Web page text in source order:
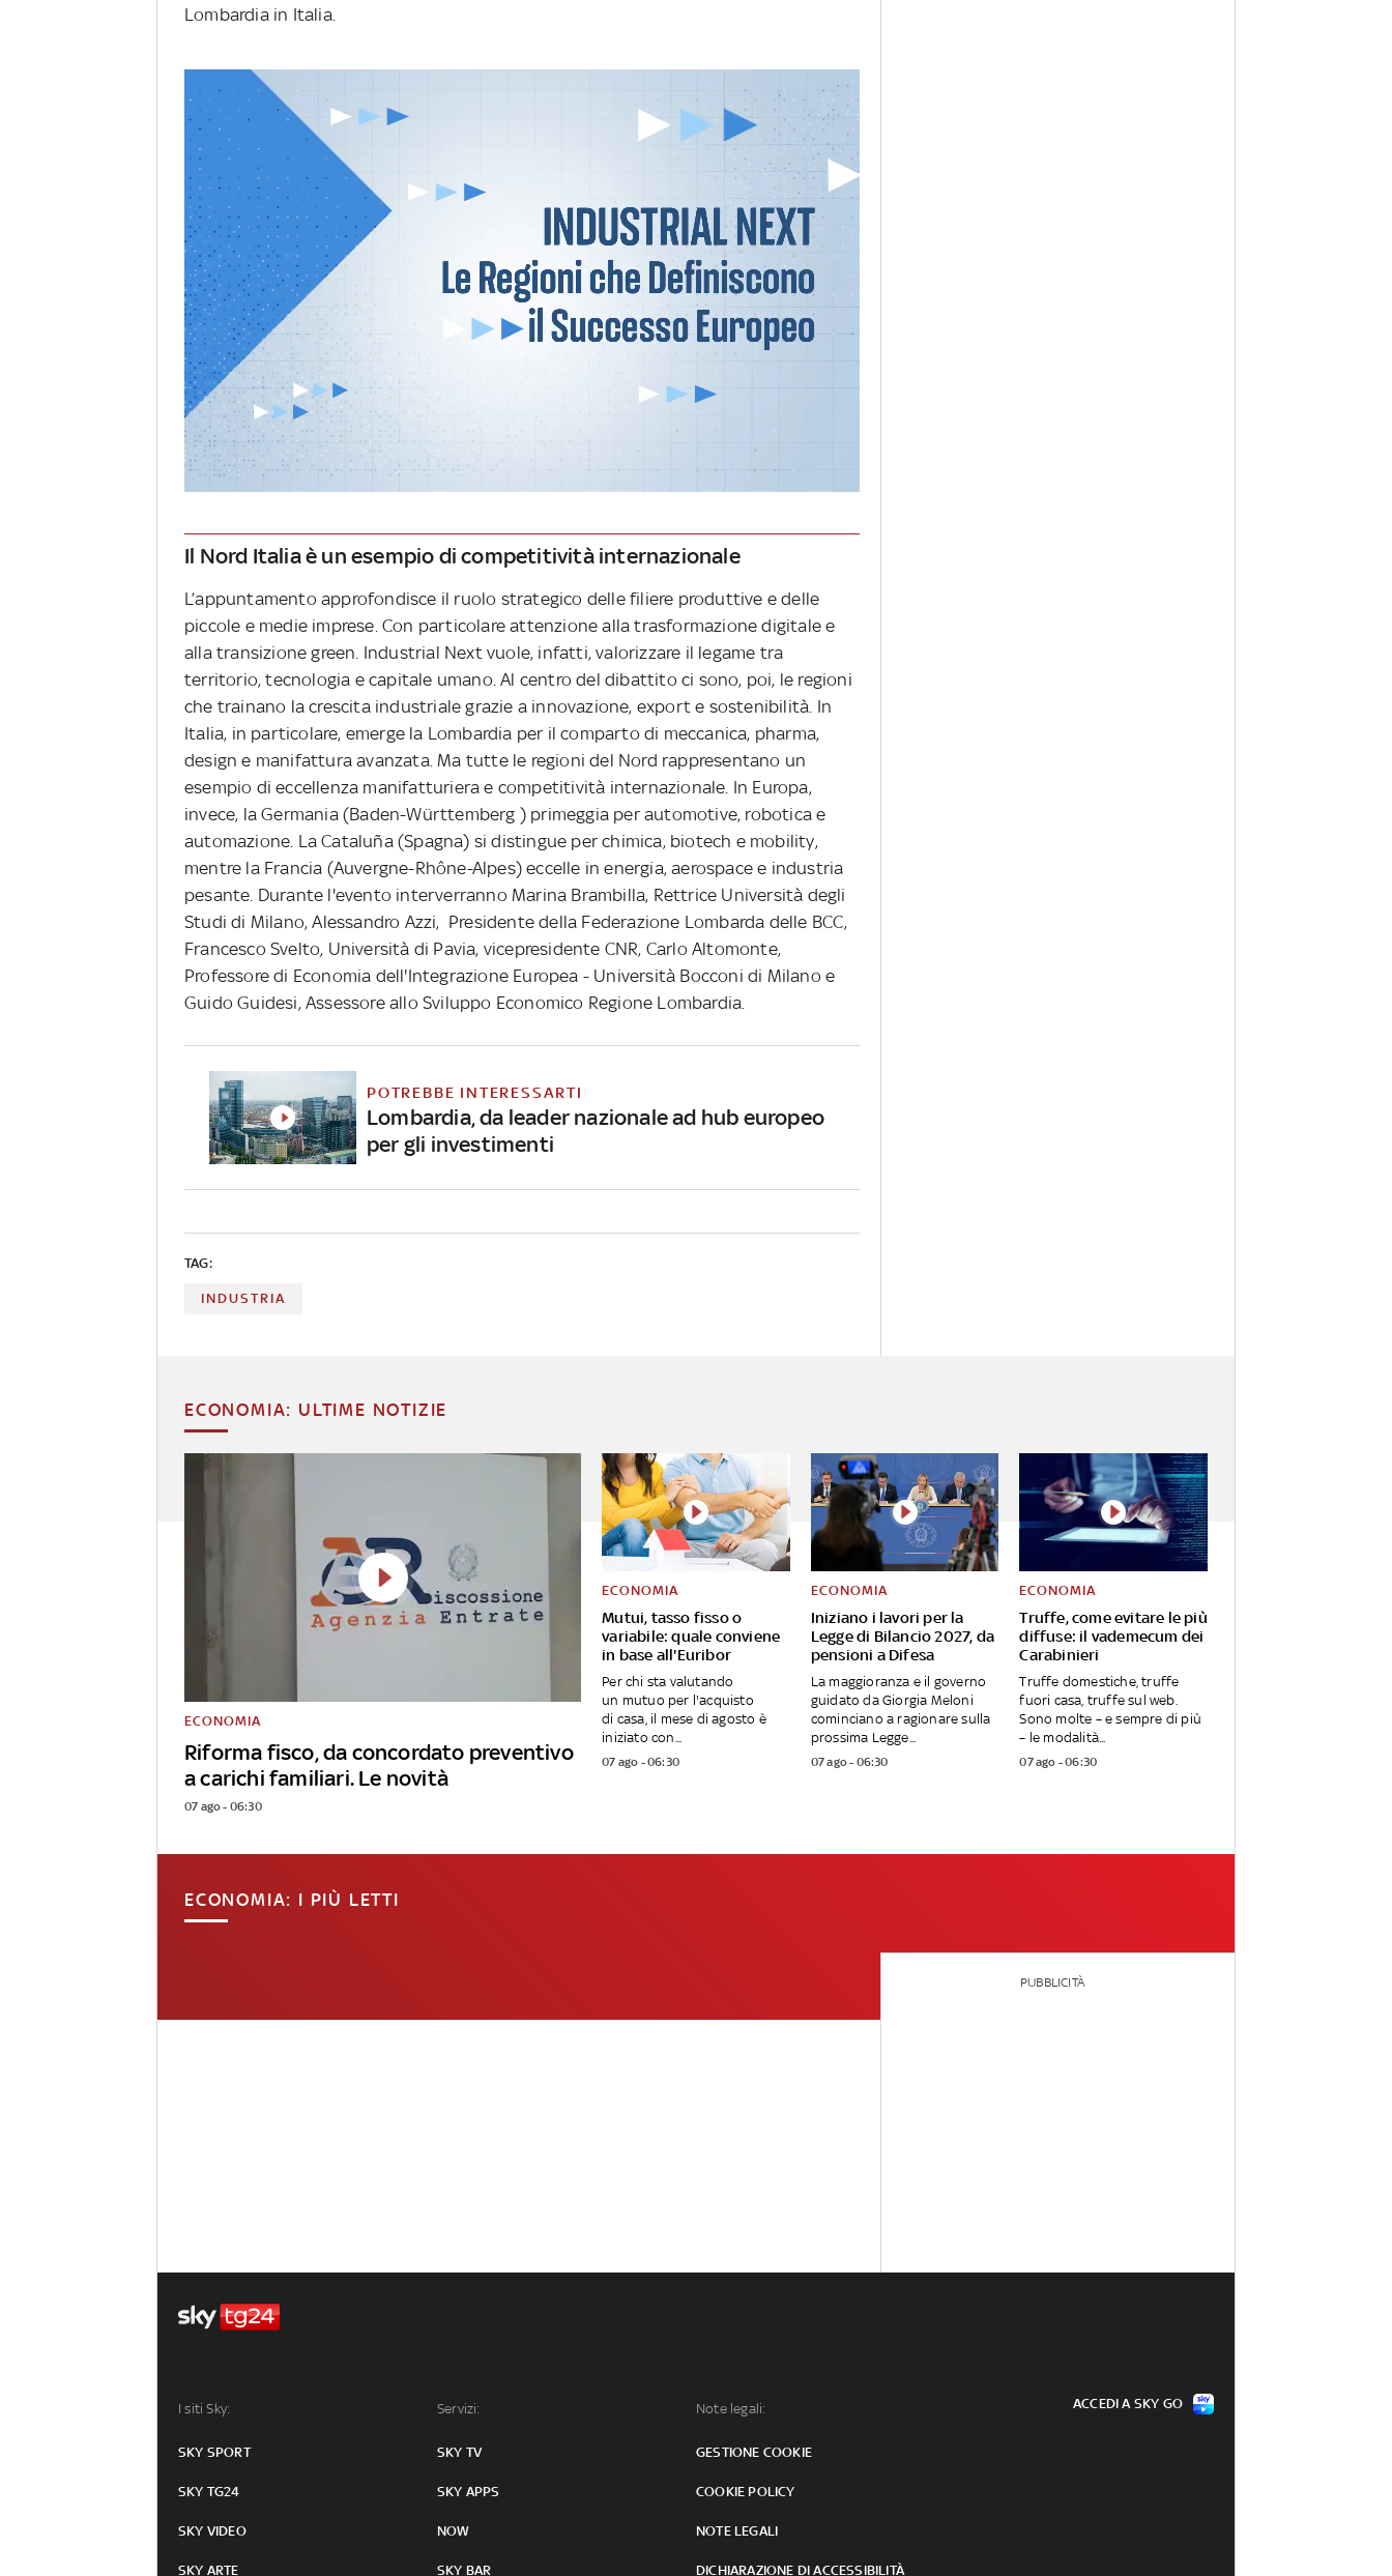
Lombardia in Italia.
Il Nord Italia è un esempio di competitività internazionale
L’appuntamento approfondisce il ruolo strategico delle filiere produttive e delle
piccole e medie imprese. Con particolare attenzione alla trasformazione digitale e
alla transizione green. Industrial Next vuole, infatti, valorizzare il legame tra
territorio, tecnologia e capitale umano. Al centro del dibattito ci sono, poi, le regioni
che trainano la crescita industriale grazie a innovazione, export e sostenibilità. In
Italia, in particolare, emerge la Lombardia per il comparto di meccanica, pharma,
design e manifattura avanzata. Ma tutte le regioni del Nord rappresentano un
esempio di eccellenza manifatturiera e competitività internazionale. In Europa,
invece, la Germania (Baden-Württemberg ) primeggia per automotive, robotica e
automazione. La Cataluña (Spagna) si distingue per chimica, biotech e mobility,
mentre la Francia (Auvergne-Rhône-Alpes) eccelle in energia, aerospace e industria
pesante. Durante l'evento interverranno Marina Brambilla, Rettrice Università degli
Studi di Milano, Alessandro Azzi, Presidente della Federazione Lombarda delle BCC,
Francesco Svelto, Università di Pavia, vicepresidente CNR, Carlo Altomonte,
Professore di Economia dell'Integrazione Europea - Università Bocconi di Milano e
Guido Guidesi, Assessore allo Sviluppo Economico Regione Lombardia.
POTREBBE INTERESSARTI
Lombardia, da leader nazionale ad hub europeo
per gli investimenti
TAG:
INDUSTRIA
ECONOMIA: ULTIME NOTIZIE
Riforma fisco, da concordato preventivo
a carichi familiari. Le novità
ECONOMIA
07 ago - 06:30
Mutui, tasso fisso o
variabile: quale conviene
in base all'Euribor
ECONOMIA
Per chi sta valutando
un mutuo per l'acquisto
di casa, il mese di agosto è
iniziato con...
07 ago - 06:30
Iniziano i lavori per la
Legge di Bilancio 2027, da
pensioni a Difesa
ECONOMIA
La maggioranza e il governo
guidato da Giorgia Meloni
cominciano a ragionare sulla
prossima Legge...
07 ago - 06:30
Truffe, come evitare le più
diffuse: il vademecum dei
Carabinieri
ECONOMIA
Truffe domestiche, truffe
fuori casa, truffe sul web.
Sono molte – e sempre di più
– le modalità...
07 ago - 06:30
ECONOMIA: I PIÙ LETTI
PUBBLICITÀ
I siti Sky:
SKY SPORT
SKY TG24
SKY VIDEO
SKY ARTE
Servizi:
SKY TV
SKY APPS
NOW
SKY BAR
Note legali:
GESTIONE COOKIE
COOKIE POLICY
NOTE LEGALI
DICHIARAZIONE DI ACCESSIBILITÀ
ACCEDI A SKY GO